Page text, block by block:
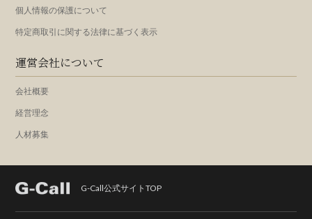
個人情報の保護について
特定商取引に関する法律に基づく表示
運営会社について
会社概要
経営理念
人材募集
G-Call公式サイトTOP